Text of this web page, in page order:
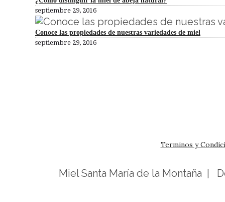
septiembre 29, 2016
Conoce las propiedades de nuestras variedades de miel
septiembre 29, 2016
Terminos y
Miel Santa María de la Montaña |